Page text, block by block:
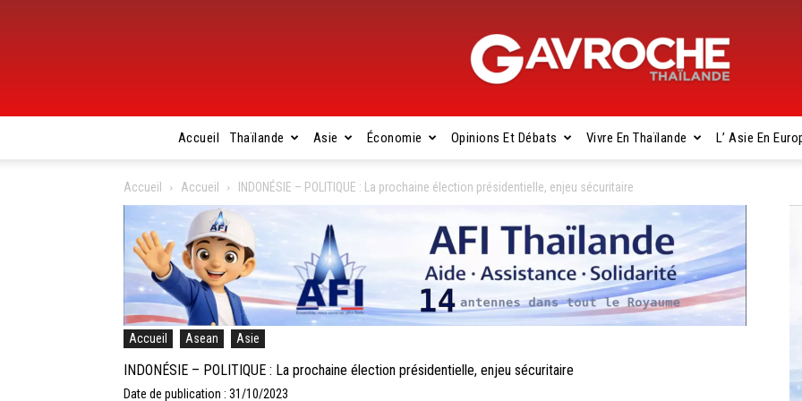
Gavroche
Thaïlande
Accueil Thaïlande Asie Économie Opinions Et Débats Vivre En Thaïlande L’ Asie En
Accueil Accueil INDONÉSIE – POLITIQUE : La prochaine élection présidentielle, enjeu sécuritaire
Accueil Asean Asie
INDONÉSIE – POLITIQUE : La prochaine élection présidentielle, enjeu sécuritaire
Date de publication : 31/10/2023